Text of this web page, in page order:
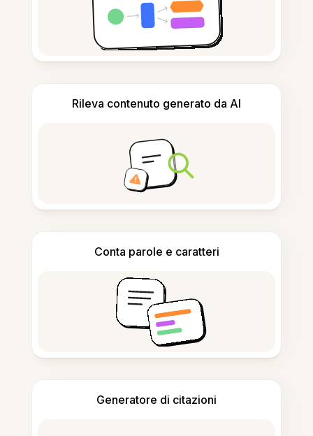
Rileva contenuto generato da AI
Conta parole e caratteri
Generatore di citazioni